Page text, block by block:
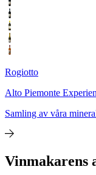
Rogiotto
Alto Piemonte
Samling av våra
Vinmakarens